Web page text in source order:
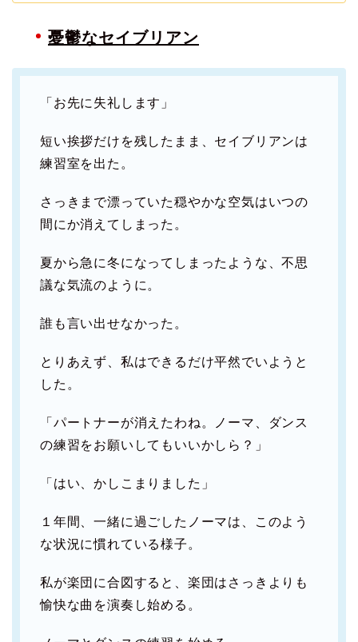
憂鬱なセイブリアン
「お先に失礼します」
短い挨拶だけを残したまま、セイブリアンは
練習室を出た。
さっきまで漂っていた穏やかな空気はいつの
間にか消えてしまった。
夏から急に冬になってしまったような、不思
議な気流のように。
誰も言い出せなかった。
とりあえず、私はできるだけ平然でいようと
した。
「パートナーが消えたわね。ノーマ、ダンス
の練習をお願いしてもいいかしら？」
「はい、かしこまりました」
１年間、一緒に過ごしたノーマは、このよう
な状況に慣れている様子。
私が楽団に合図すると、楽団はさっきよりも
愉快な曲を演奏し始める。